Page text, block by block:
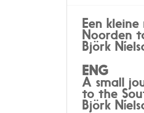
Een
Noorden
Björk
ENG
A small
to the
Björk